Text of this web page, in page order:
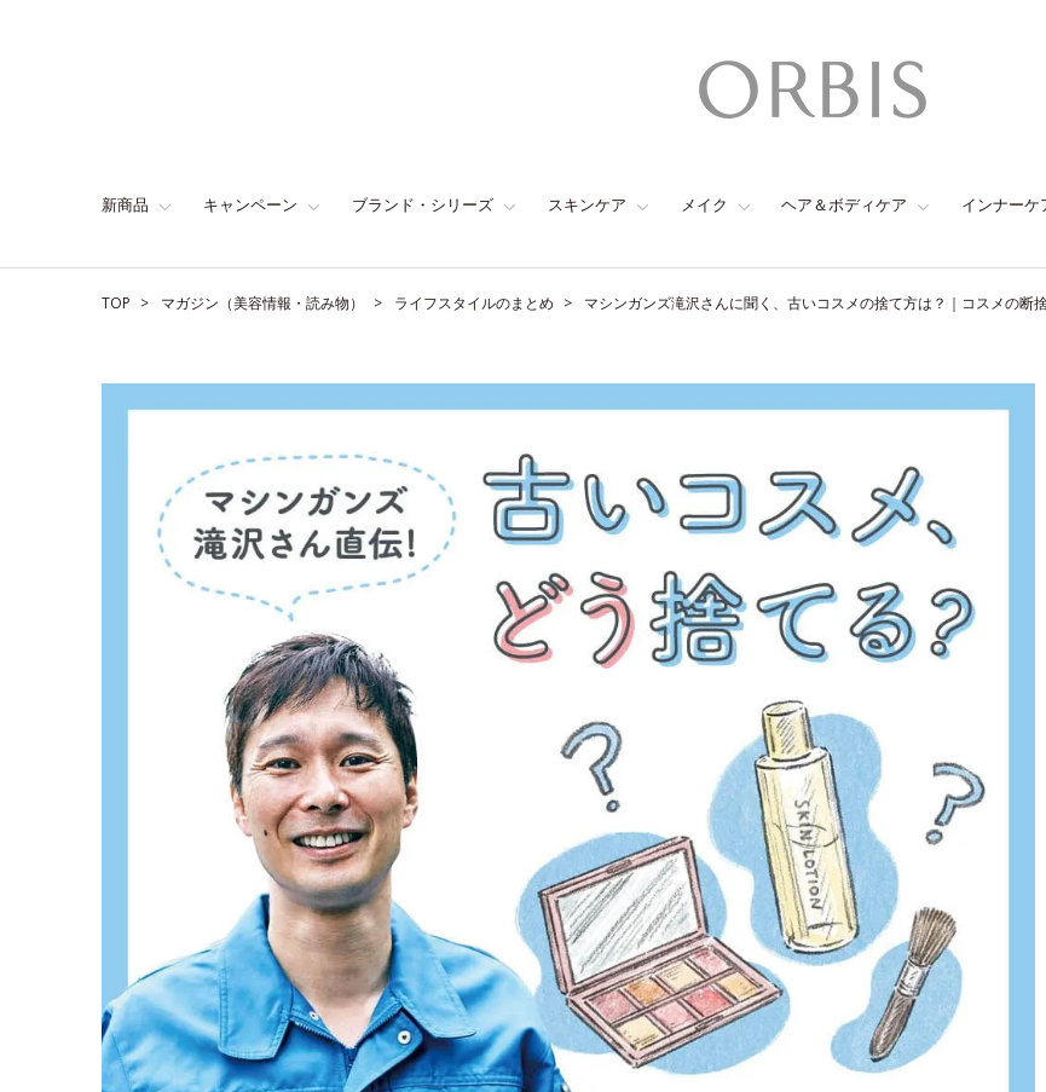
新商品 キャンペーン ブランド・シリーズ スキンケア メイク ヘア＆ボディケア インナーケ
TOP マガジン（美容情報・読み物） ライフスタイルのまとめ マシンガンズ滝沢さんに聞く、古いコスメの捨て方は？｜コスメの断